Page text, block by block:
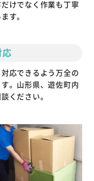
けでなく作業も丁寧
す。
応できるよう万全の
。山形県、遊佐町内
ください。